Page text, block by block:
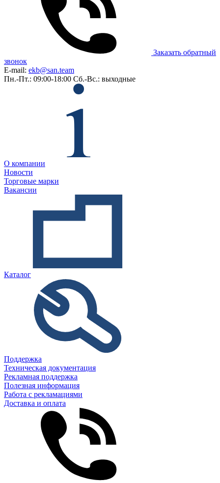
Заказать обратный
звонок
E-mail: ekb@san.team
Пн.-Пт.: 09:00-18:00 Сб.-Вс.: выходные
О компании
Новости
Торговые марки
Вакансии
Каталог
Поддержка
Техническая документация
Рекламная поддержка
Полезная информация
Работа с рекламациями
Доставка и оплата